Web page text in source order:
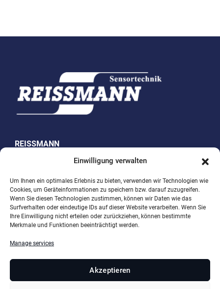
Einwilligung verwalten
Um Ihnen ein optimales Erlebnis zu bieten, verwenden wir Technologien wie
Cookies, um Geräteinformationen zu speichern bzw. darauf zuzugreifen.
Wenn Sie diesen Technologien zustimmen, können wir Daten wie das
Surfverhalten oder eindeutige IDs auf dieser Website verarbeiten. Wenn Sie
Ihre Einwilligung nicht erteilen oder zurückziehen, können bestimmte
Merkmale und Funktionen beeinträchtigt werden.
Manage services
Akzeptieren
REISSMANN
Sensortechnik GmbH
Westring 10
74538 Rosengarten-Uttenhofen, Germany
Phone +49 (0)791 950 15-0
Telefax +49 (0)791 950 15-29
info@reissmann.com